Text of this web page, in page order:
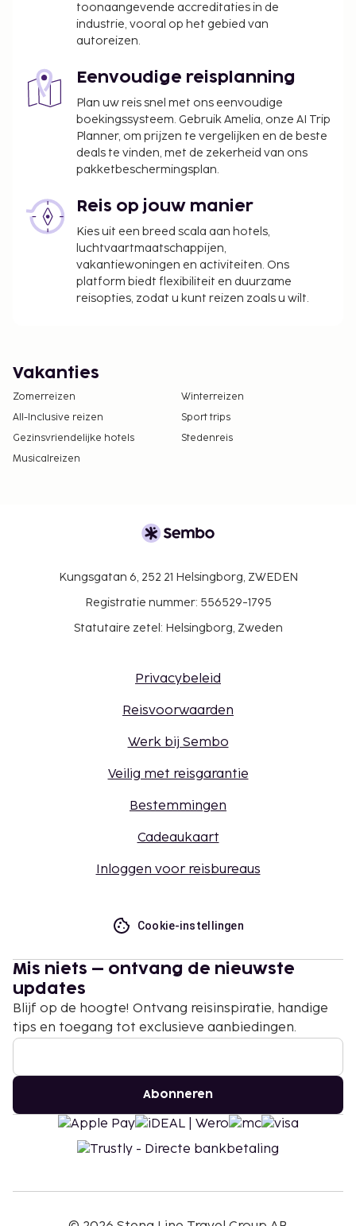
toonaangevende accreditaties in de
industrie, vooral op het gebied van
autoreizen.
Eenvoudige reisplanning
Plan uw reis snel met ons eenvoudige
boekingssysteem. Gebruik Amelia, onze AI Trip
Planner, om prijzen te vergelijken en de beste
deals te vinden, met de zekerheid van ons
pakketbeschermingsplan.
Reis op jouw manier
Kies uit een breed scala aan hotels,
luchtvaartmaatschappijen,
vakantiewoningen en activiteiten. Ons
platform biedt flexibiliteit en duurzame
reisopties, zodat u kunt reizen zoals u wilt.
Vakanties
Zomerreizen
Winterreizen
All-Inclusive reizen
Sport trips
Gezinsvriendelijke hotels
Stedenreis
Musicalreizen
Kungsgatan 6, 252 21 Helsingborg, ZWEDEN
Registratie nummer: 556529-1795
Statutaire zetel: Helsingborg, Zweden
Privacybeleid
Reisvoorwaarden
Werk bij Sembo
Veilig met reisgarantie
Bestemmingen
Cadeaukaart
Inloggen voor reisbureaus
Cookie-instellingen
Mis niets – ontvang de nieuwste
updates
Blijf op de hoogte! Ontvang reisinspiratie, handige
tips en toegang tot exclusieve aanbiedingen.
Abonneren